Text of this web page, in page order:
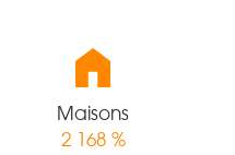
Maisons
2 168 %